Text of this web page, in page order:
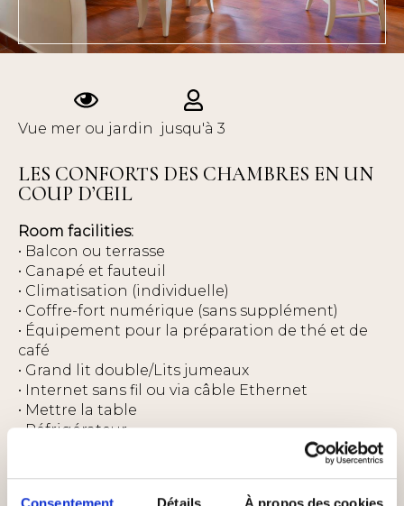
Consentement Détails À propos des cookies
Vue mer ou jardin jusqu'à 3
LES CONFORTS DES CHAMBRES EN UN
COUP D’ŒIL
Room facilities:
• Balcon ou terrasse
• Canapé et fauteuil
• Climatisation (individuelle)
• Coffre-fort numérique (sans supplément)
• Équipement pour la préparation de thé et de
café
• Grand lit double/Lits jumeaux
• Internet sans fil ou via câble Ethernet
• Mettre la table
• Réfrigérateur